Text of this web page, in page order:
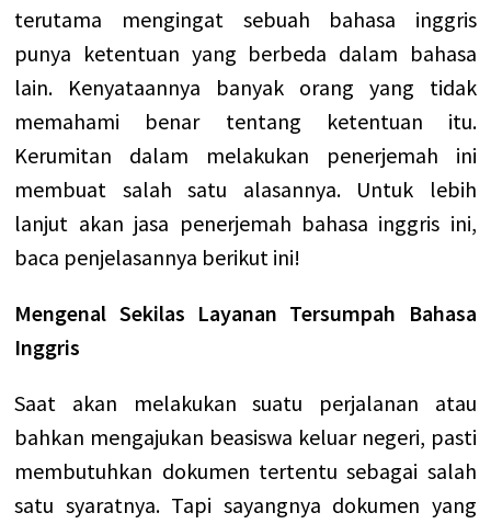
terutama mengingat sebuah bahasa inggris
punya ketentuan yang berbeda dalam bahasa
lain. Kenyataannya banyak orang yang tidak
memahami benar tentang ketentuan itu.
Kerumitan dalam melakukan penerjemah ini
membuat salah satu alasannya. Untuk lebih
lanjut akan jasa penerjemah bahasa inggris ini,
baca penjelasannya berikut ini!
Mengenal Sekilas Layanan Tersumpah Bahasa
Inggris
Saat akan melakukan suatu perjalanan atau
bahkan mengajukan beasiswa keluar negeri, pasti
membutuhkan dokumen tertentu sebagai salah
satu syaratnya. Tapi sayangnya dokumen yang